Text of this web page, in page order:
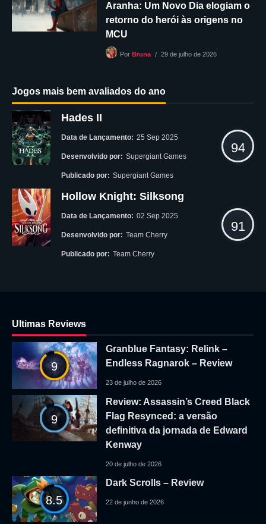
Aranha: Um Novo Dia elogiam o
retorno do herói às origens no
MCU
Por Bruna 29 de julho de 2026
Jogos mais bem avaliados do ano
Hades II
Data de Lançamento: 25 Sep 2025
Desenvolvido por: Supergiant Games
Publicado por: Supergiant Games
94
Hollow Knight: Silksong
Data de Lançamento: 02 Sep 2025
Desenvolvido por: Team Cherry
Publicado por: Team Cherry
91
Ultimas Reviews
9
Granblue Fantasy: Relink –
Endless Ragnarok – Review
23 de julho de 2026
9
Review: Assassin’s Creed Black
Flag Resynced: a versão
definitiva da jornada de Edward
Kenway
20 de julho de 2026
8.5
Dark Scrolls – Review
22 de junho de 2026